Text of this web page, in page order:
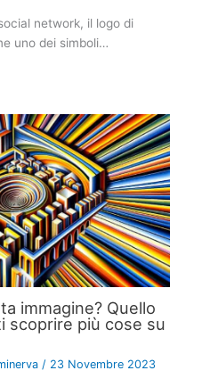
network, il logo di
uno dei simboli…
immagine? Quello
scoprire più cose su
/ 23 Novembre 2023